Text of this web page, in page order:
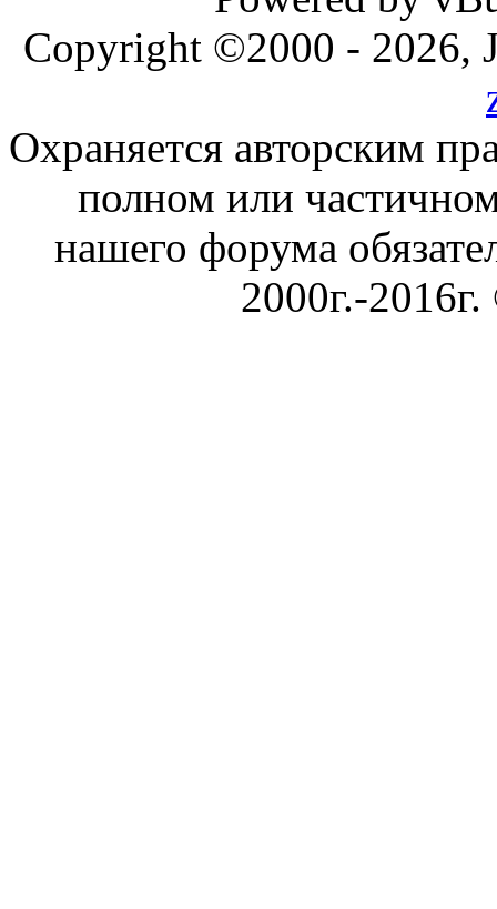
Copyright ©2000 - 2026,
Охраняется авторским
полном или
нашего форума
2000г.-